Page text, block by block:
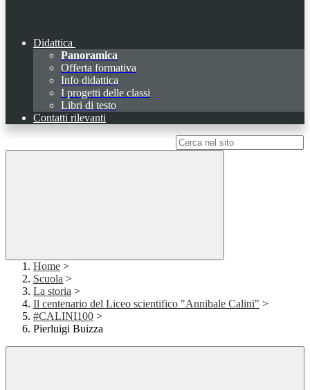
Didattica
Panoramica
Offerta formativa
Info didattica
I progetti delle classi
Libri di testo
Contatti rilevanti
Home >
Scuola >
La storia >
Il centenario del Liceo scientifico "Annibale Calini" >
#CALINI100 >
Pierluigi Buizza